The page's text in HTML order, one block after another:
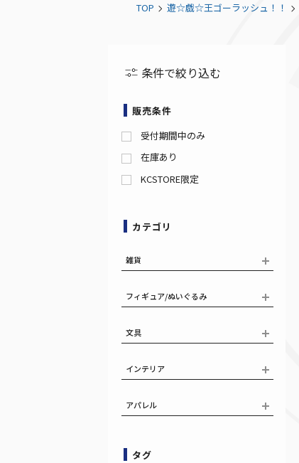
TOP 遊☆戯☆王ゴーラッシュ！！
条件で絞り込む
販売条件
受付期間中のみ
在庫あり
KCSTORE限定
カテゴリ
雑貨
フィギュア/ぬいぐるみ
文具
インテリア
アパレル
タグ